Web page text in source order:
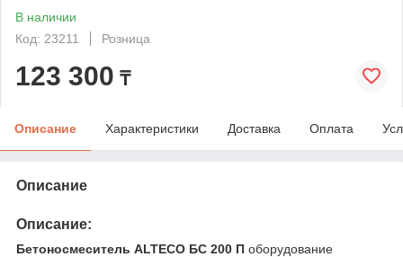
В наличии
Код: 23211
Розница
123 300 ₸
Описание Характеристики Доставка Оплата
Описание
Описание:
Бетоносмеситель ALTECO БС 200 П оборудование